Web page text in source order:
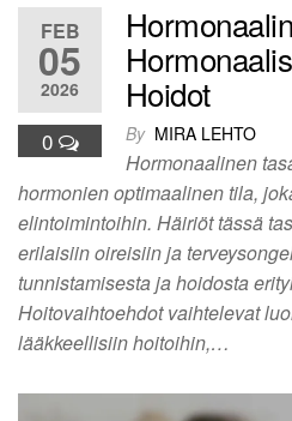
FEB
05
2026
0
Hoidot
By MIRA LEHTO
Hormonaalinen
hormonien optimaalinen tila,
elintoimintoihin. Häiriöt tässä
erilaisiin oireisiin ja
tunnistamisesta ja hoidosta
Hoitovaihtoehdot vaihtelevat
lääkkeellisiin hoitoihin,…